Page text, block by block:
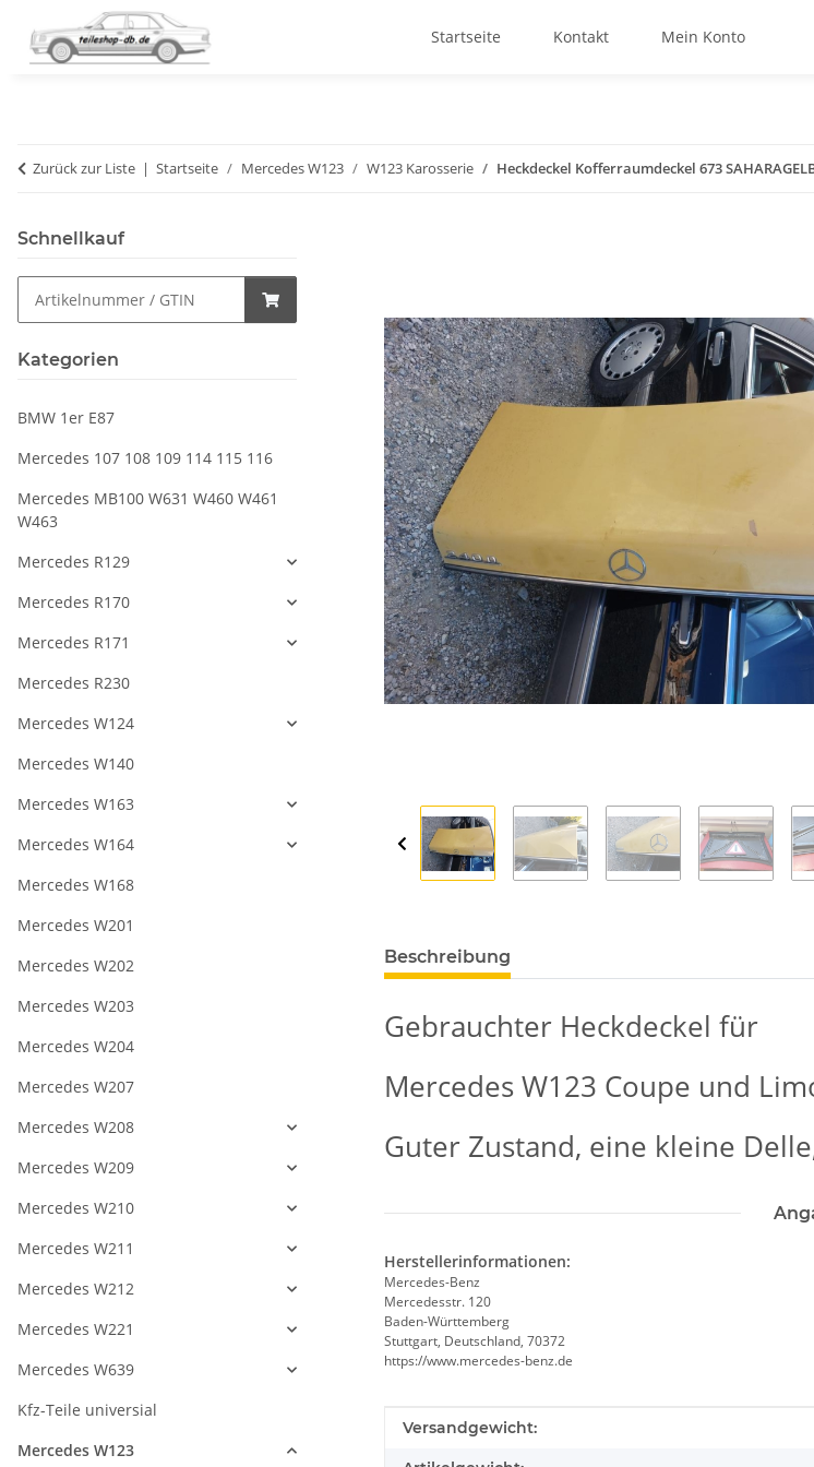
Startseite Kontakt Mein Konto
Zurück zur Liste Startseite Mercedes W123 W123 Karosserie Heckdeckel Kofferraumdeckel 673
Beschreibung
Gebrauchter Heckdeckel für
Mercedes W123 Coupe und
Guter Zustand, eine kleine
Herstellerinformationen:
Mercedes-Benz
Mercedesstr. 120
Baden-Württemberg
Stuttgart, Deutschland, 70372
https://www.mercedes-benz.de
Produkteigenschaft
Wert
Versandgewicht:
Schnellkauf
Kategorien
BMW 1er E87
Mercedes 107 108 109 114 115 116
Mercedes MB100 W631 W460 W461
W463
Mercedes R129
Mercedes R170
Mercedes R171
Mercedes R230
Mercedes W124
Mercedes W140
Mercedes W163
Mercedes W164
Mercedes W168
Mercedes W201
Mercedes W202
Mercedes W203
Mercedes W204
Mercedes W207
Mercedes W208
Mercedes W209
Mercedes W210
Mercedes W211
Mercedes W212
Mercedes W221
Mercedes W639
Kfz-Teile universial
Mercedes W123